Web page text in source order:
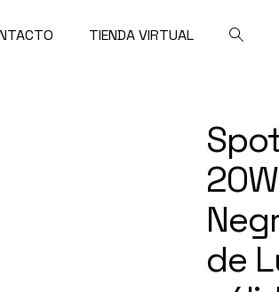
TIENDA VIRTUAL
de